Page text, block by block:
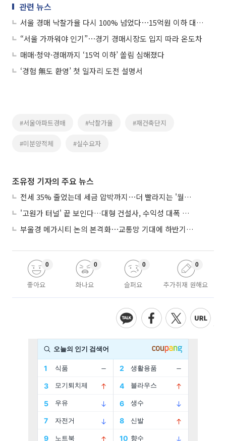
관련 뉴스
서울 경매 낙찰가율 다시 100% 넘었다⋯15억원 이하 대단지 강세
“서울 가까워야 인기”⋯경기 경매시장도 입지 따라 온도차
매매·청약·경매까지 ‘15억 이하’ 쏠림 심해졌다
‘경험 無도 환영’ 첫 일자리 도전 설명서
#서울아파트경매 #낙찰가율 #재건축단지
#미분양적체 #실수요자
조유정 기자의 주요 뉴스
전세 35% 줄었는데 세금 압박까지⋯더 빨라지는 '월세화'
'고원가 터널' 끝 보인다…대형 건설사, 수익성 대폭 개선
부울경 메가시티 논의 본격화⋯교통망 기대에 하반기 분양시장 '주목'
좋아요
0
화나요
0
슬퍼요
0
추가취재 원해요
0